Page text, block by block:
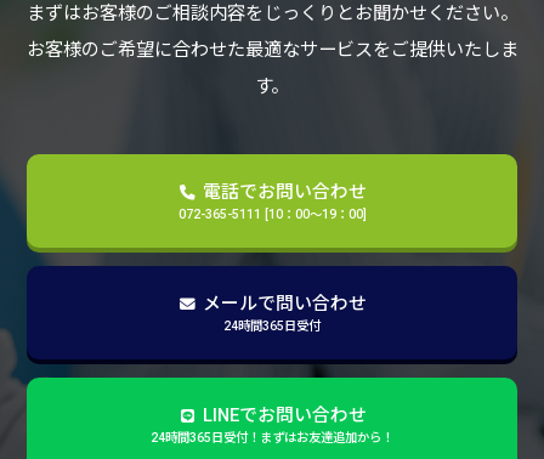
まずはお客様のご相談内容をじっくりとお聞かせください。
お客様のご希望に合わせた最適なサービスをご提供いたしま
す。
電話でお問い合わせ
072-365-5111 [10：00～19：00]
メールで問い合わせ
24時間365日受付
LINEでお問い合わせ
24時間365日受付！まずはお友達追加から！